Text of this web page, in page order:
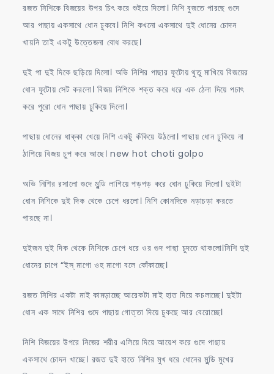
রজত নিশিকে বিজয়ের উপর চিৎ করে শুইয়ে দিলো। নিশি বুজতে পারছে গুদে
আর পাছায় একসাথে ধোন ঢুকবে। নিশি কখনো একসাথে দুই ধোনের চোদন
খায়নি তাই একটু উত্তেজনা বোধ করছে।
দুই পা দুই দিকে ছড়িয়ে দিলো। অভি নিশির পাছার ফুটোয় থুতু মাখিয়ে বিজয়ের
ধোন ফুটোয় সেট করলো। বিজয় নিশিকে শক্ত করে ধরে এক ঠেলা দিয়ে পচাৎ
করে পুরো ধোন পাছায় ঢুকিয়ে দিলো।
পাছায় ধোনের ধাক্কা খেয়ে নিশি একটু কঁকিয়ে উঠলো। পাছায় ধোন ঢুকিয়ে না
ঠাপিয়ে বিজয় চুপ করে আছে। new hot choti golpo
অভি নিশির রসালো গুদে মুন্ডি লাগিয়ে পড়পড় করে ধোন ঢুকিয়ে দিলো। দুইটা
ধোন নিশিকে দুই দিক থেকে চেপে ধরলো। নিশি কোনদিকে নড়াচড়া করতে
পারছে না।
দুইজন দুই দিক থেকে নিশিকে চেপে ধরে ওর গুদ পাছা চুদতে থাকলো।নিশি দুই
ধোনের চাপে “ইস্‌ মাগো ওহ মাগো বলে কোঁকাচ্ছে।
রজত নিশির একটা মাই কামড়াচ্ছে আরেকটা মাই হাত দিয়ে কচলাচ্ছে। দুইটা
ধোন এক সাথে নিশির গুদে পাছায় গোত্তা দিয়ে ঢুকছে আর বেরোচ্ছে।
নিশি বিজয়ের উপরে নিজের শরীর এলিয়ে দিয়ে আয়েশ করে গুদে পাছায়
একসাথে চোদন খাচ্ছে। রজত দুই হাতে নিশির মুখ ধরে ধোনের মুন্ডি মুখের